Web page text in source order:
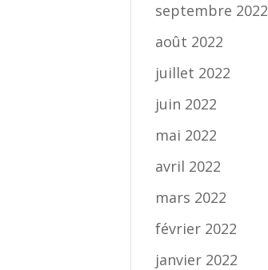
septembre 2022
août 2022
juillet 2022
juin 2022
mai 2022
avril 2022
mars 2022
février 2022
janvier 2022